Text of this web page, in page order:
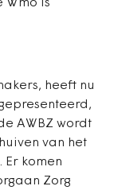
Wmo is
heeft nu
AWBZ wordt
van het
komen
Zorg